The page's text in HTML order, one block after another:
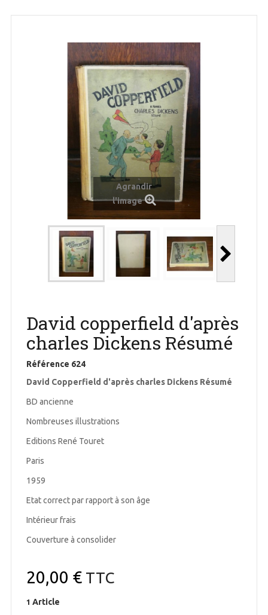
Agrandir
l'image
David copperfield d'après
charles Dickens Résumé
Référence 624
David Copperfield d'après charles Dickens Résumé
BD ancienne
Nombreuses illustrations
Editions René Touret
Paris
1959
Etat correct par rapport à son âge
Intérieur frais
Couverture à consolider
20,00 €TTC
1 Article